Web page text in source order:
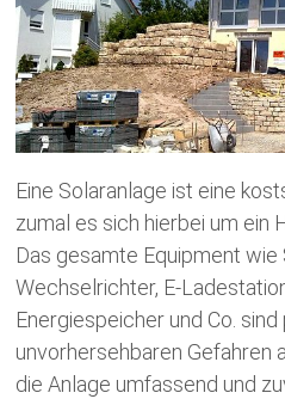
Eine Solaranlage ist eine
zumal es sich hierbei um ein
Das gesamte Equipment wie
Wechselrichter, E-
Energiespeicher und Co.
unvorhersehbaren Gefahren
die Anlage umfassend und